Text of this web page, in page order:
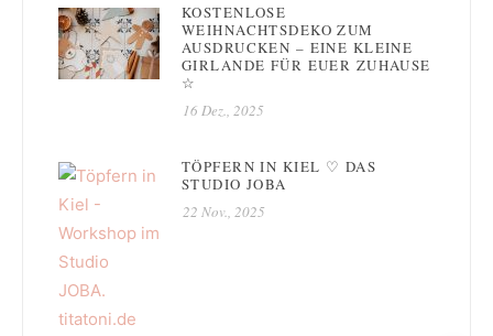
KOSTENLOSE
WEIHNACHTSDEKO ZUM
AUSDRUCKEN – EINE KLEINE
GIRLANDE FÜR EUER ZUHAUSE
☆
16 Dez., 2025
TÖPFERN IN KIEL ♡ DAS
STUDIO JOBA
22 Nov., 2025